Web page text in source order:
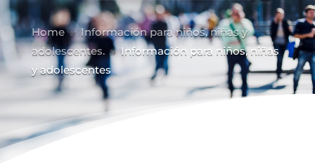
Home 9 Información para niños, niñas y
adolescentes. 9 Información para niños, niñas
y adolescentes